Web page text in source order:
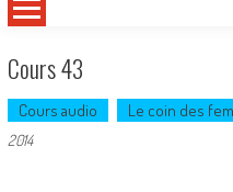
Cours 43
Cours audio Le coin des
2014